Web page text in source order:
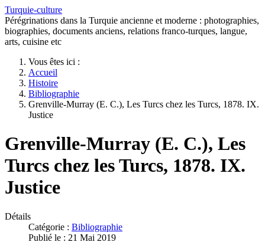
Turquie-culture
Pérégrinations dans la Turquie ancienne et moderne : photographies,
biographies, documents anciens, relations franco-turques, langue,
arts, cuisine etc
Vous êtes ici :
Accueil
Histoire
Bibliographie
Grenville-Murray (E. C.), Les Turcs chez les Turcs, 1878. IX.
Justice
Grenville-Murray (E. C.), Les
Turcs chez les Turcs, 1878. IX.
Justice
Détails
Catégorie : Bibliographie
Publié le : 21 Mai 2019